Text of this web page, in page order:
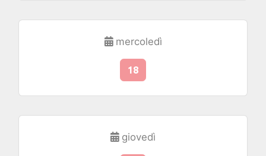
mercoledì
18
giovedì